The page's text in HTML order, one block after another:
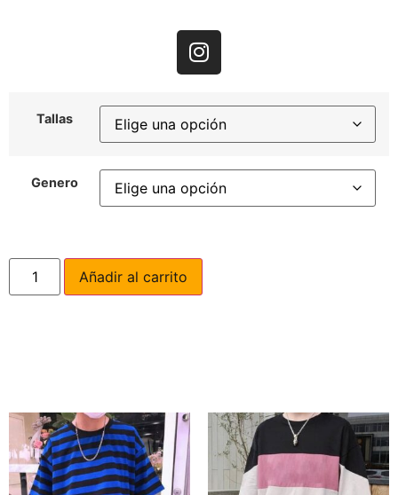
Tallas
Genero
Añadir al carrito